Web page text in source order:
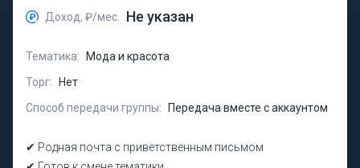
Доход, ₽/мес. Не указан
Тематика:
Мода и красота
Торг:
Нет
Способ передачи группы:
Передача вместе с аккаунтом
✔ Родная почта с приветственным письмом